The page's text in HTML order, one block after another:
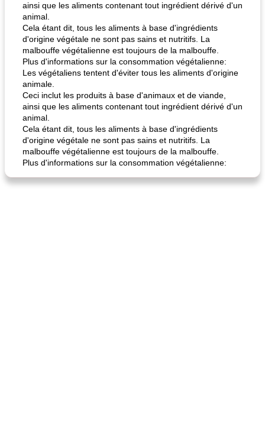
quinoa petit déjeuner méditerranéen
ainsi que les aliments contenant tout ingrédient dérivé d'un
animal.
Cela étant dit, tous les aliments à base d'ingrédients
d'origine végétale ne sont pas sains et nutritifs. La
malbouffe végétalienne est toujours de la malbouffe.
Plus d'informations sur la consommation végétalienne:
Les végétaliens tentent d'éviter tous les aliments d'origine
animale.
Ceci inclut les produits à base d'animaux et de viande,
ainsi que les aliments contenant tout ingrédient dérivé d'un
animal.
Cela étant dit, tous les aliments à base d'ingrédients
d'origine végétale ne sont pas sains et nutritifs. La
malbouffe végétalienne est toujours de la malbouffe.
Plus d'informations sur la consommation végétalienne: